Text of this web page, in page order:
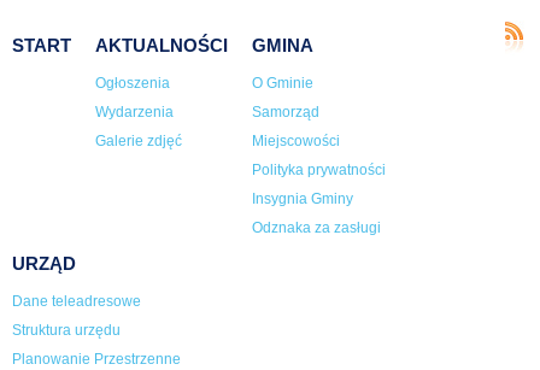
START AKTUALNOŚCI
Ogłoszenia
Wydarzenia
Galerie zdjęć
GMINA
O Gminie
Samorząd
Miejscowości
Polityka prywatności
Insygnia Gminy
Odznaka za zasługi
URZĄD
Dane teleadresowe
Struktura urzędu
Planowanie Przestrzenne